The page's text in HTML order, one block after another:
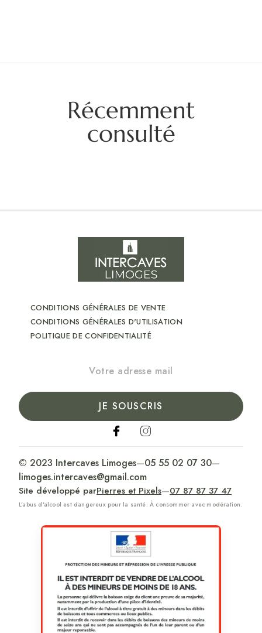
Récemment
consulté
CONDITIONS GÉNÉRALES DE VENTE
CONDITIONS GÉNÉRALES D'UTILISATION
POLITIQUE DE CONFIDENTIALITÉ
JE SOUSCRIS
© 2023 Intercaves Limoges—05 55 02 07 30—
limoges.intercaves@gmail.com
Site développé parPierres et Pixels—07 87 87 37 47
L'abus d'alcool est dangereux pour la santé. À consommer avec modération.